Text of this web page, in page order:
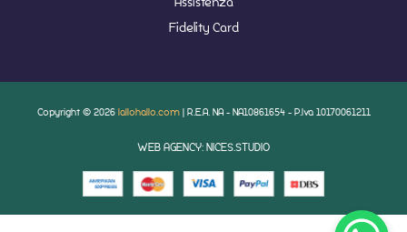
Fidelity Card
Copyright © 2026 lallohallo.com | R.E.A. NA - NA10861654 - P.Iva 10170061211
WEB AGENCY: NICES.STUDIO